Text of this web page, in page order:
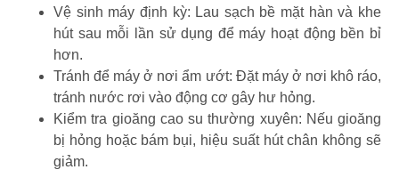
Vệ sinh máy định kỳ: Lau sạch bề mặt hàn và khe
hút sau mỗi lần sử dụng để máy hoạt động bền bỉ
hơn.
Tránh để máy ở nơi ẩm ướt: Đặt máy ở nơi khô ráo,
tránh nước rơi vào động cơ gây hư hỏng.
Kiểm tra gioăng cao su thường xuyên: Nếu gioăng
bị hỏng hoặc bám bụi, hiệu suất hút chân không sẽ
giảm.